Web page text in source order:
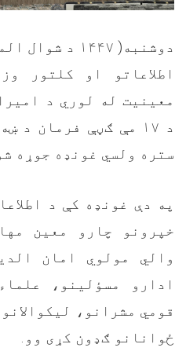
اطلاعاتو او کلتور
معینیت له لوري د
د ۱۷ مې ګڼې فرمان
ستره ولسي غونډه جوړه
په دې غونډه کې د
خپرونو چارو معین
والي مولوي امان
ادارو مسؤلینو،
قومي مشرانو،
ځوانانو ګډون کړی وو.